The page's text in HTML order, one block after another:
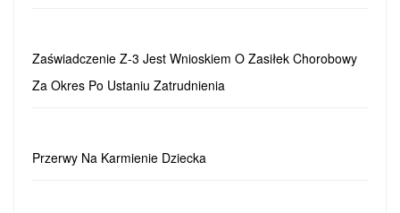
Zaświadczenie Z-3 Jest Wnioskiem O Zasiłek Chorobowy
Za Okres Po Ustaniu Zatrudnienia
Przerwy Na Karmienie Dziecka